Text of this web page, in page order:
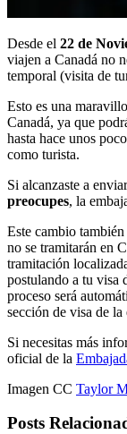
Desde el 22 de
viajen a Canadá no
temporal (visita de
Esto es una
Canadá, ya que
hasta hace unos
como turista.
Si alcanzaste a
preocupes, la
Este cambio
no se tramitarán en
tramitación
postulando a tu visa
proceso será
sección de visa de la
Si necesitas más
oficial de la
Imagen CC Taylor
Posts